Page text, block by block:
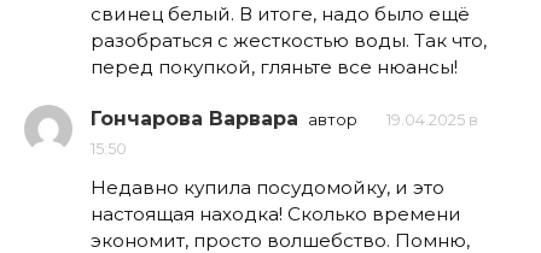
свинец белый. В итоге, надо было ещё
разобраться с жесткостью воды. Так что,
перед покупкой, гляньте все нюансы!
Гончарова Варвара автор
19.04.2025 в
15:50
Недавно купила посудомойку, и это
настоящая находка! Сколько времени
экономит, просто волшебство. Помню,